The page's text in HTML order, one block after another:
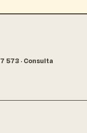
573 · Consulta